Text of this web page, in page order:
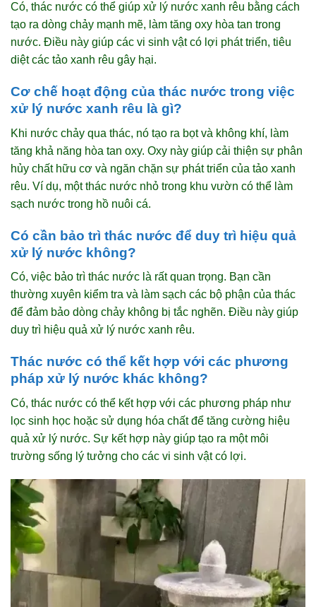
Có, thác nước có thể giúp xử lý nước xanh rêu bằng cách
tạo ra dòng chảy mạnh mẽ, làm tăng oxy hòa tan trong
nước. Điều này giúp các vi sinh vật có lợi phát triển, tiêu
diệt các tảo xanh rêu gây hại.
Cơ chế hoạt động của thác nước trong việc
xử lý nước xanh rêu là gì?
Khi nước chảy qua thác, nó tạo ra bọt và không khí, làm
tăng khả năng hòa tan oxy. Oxy này giúp cải thiện sự phân
hủy chất hữu cơ và ngăn chặn sự phát triển của tảo xanh
rêu. Ví dụ, một thác nước nhỏ trong khu vườn có thể làm
sạch nước trong hồ nuôi cá.
Có cần bảo trì thác nước để duy trì hiệu quả
xử lý nước không?
Có, việc bảo trì thác nước là rất quan trọng. Bạn cần
thường xuyên kiểm tra và làm sạch các bộ phận của thác
để đảm bảo dòng chảy không bị tắc nghẽn. Điều này giúp
duy trì hiệu quả xử lý nước xanh rêu.
Thác nước có thể kết hợp với các phương
pháp xử lý nước khác không?
Có, thác nước có thể kết hợp với các phương pháp như
lọc sinh học hoặc sử dụng hóa chất để tăng cường hiệu
quả xử lý nước. Sự kết hợp này giúp tạo ra một môi
trường sống lý tưởng cho các vi sinh vật có lợi.